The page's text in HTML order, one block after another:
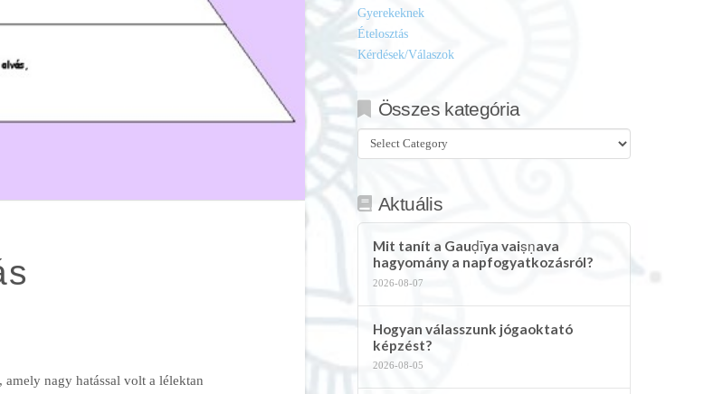
nagy hatással volt a lélektan
Gyerekeknek
Ételosztás
Kérdések/Válaszok
Összes kategória
Összes
kategória
Aktuális
Mit tanít a Gauḍīya vaiṣṇava
hagyomány a napfogyatkozásról?
2026-08-07
Hogyan válasszunk jógaoktató
képzést?
2026-08-05